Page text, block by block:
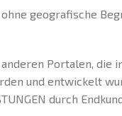
geografische
anderen Portalen, die
und entwickelt
durch